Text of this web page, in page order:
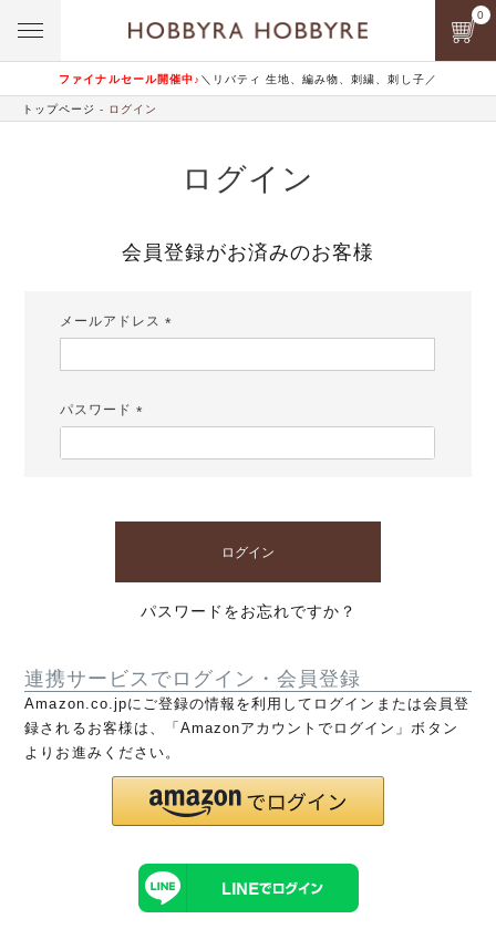
ファイナルセール開催中♪ ＼リバティ 生地、編み物、刺繍、刺し子／
0
トップページ ログイン
ログイン
会員登録がお済みのお客様
メールアドレス
パスワード
ログイン
パスワードをお忘れですか？
連携サービスでログイン・会員登録
Amazon.co.jpにご登録の情報を利用してログインまたは会員登
録されるお客様は、「Amazonアカウントでログイン」ボタン
よりお進みください。